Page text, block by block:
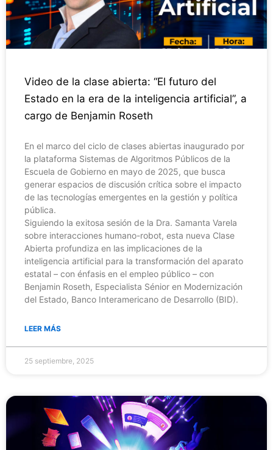
Video de la clase abierta: “El futuro del
Estado en la era de la inteligencia artificial”, a
cargo de Benjamin Roseth
En el marco del ciclo de clases abiertas inaugurado por
la plataforma Sistemas de Algoritmos Públicos de la
Escuela de Gobierno en mayo de 2025, que busca
generar espacios de discusión crítica sobre el impacto
de las tecnologías emergentes en la gestión y política
pública.
Siguiendo la exitosa sesión de la Dra. Samanta Varela
sobre interacciones humano-robot, esta nueva Clase
Abierta profundiza en las implicaciones de la
inteligencia artificial para la transformación del aparato
estatal – con énfasis en el empleo público – con
Benjamin Roseth, Especialista Sénior en Modernización
del Estado, Banco Interamericano de Desarrollo (BID).
LEER MÁS
25 septiembre, 2025